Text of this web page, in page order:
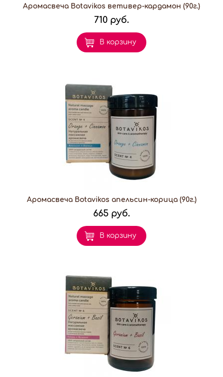
Аромасвеча Botavikos ветивер-кардамон (90г.)
710 руб.
В корзину
Аромасвеча Botavikos апельсин-корица (90г.)
665 руб.
В корзину